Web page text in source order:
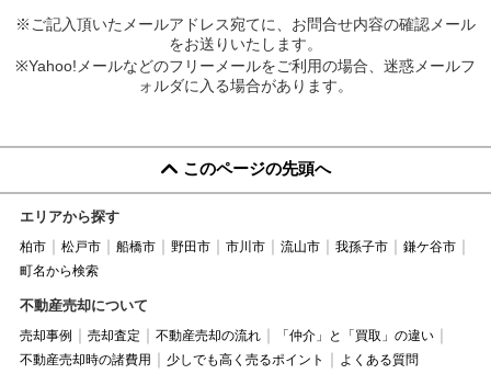
※ご記入頂いたメールアドレス宛てに、お問合せ内容の確認メール
をお送りいたします。
※Yahoo!メールなどのフリーメールをご利用の場合、迷惑メールフ
ォルダに入る場合があります。
このページの先頭へ
エリアから探す
柏市 松戸市 船橋市 野田市 市川市 流山市 我孫子市
鎌ケ谷市
町名から検索
不動産売却について
売却事例 売却査定 不動産売却の流れ
「仲介」と「買取」の違い
不動産売却時の諸費用
少しでも高く売るポイント よくある質問